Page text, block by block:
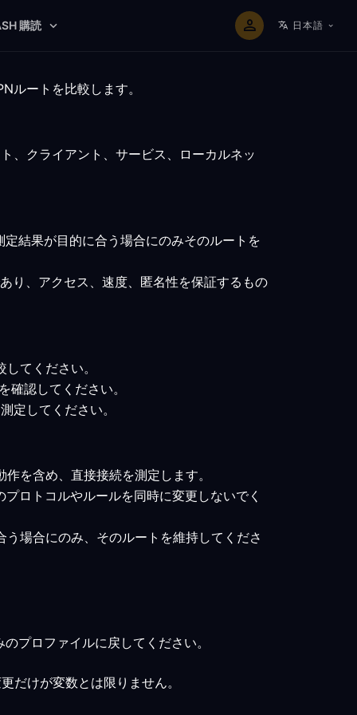
購読 日本語
ルートを比較します。
、クライアント、サービス、ローカルネッ
結果が目的に合う場合にのみそのルートを
り、アクセス、速度、匿名性を保証するもの
てください。
認してください。
定してください。
を含め、直接接続を測定します。
ロトコルやルールを同時に変更しないでく
場合にのみ、そのルートを維持してくださ
プロファイルに戻してください。
だけが変数とは限りません。